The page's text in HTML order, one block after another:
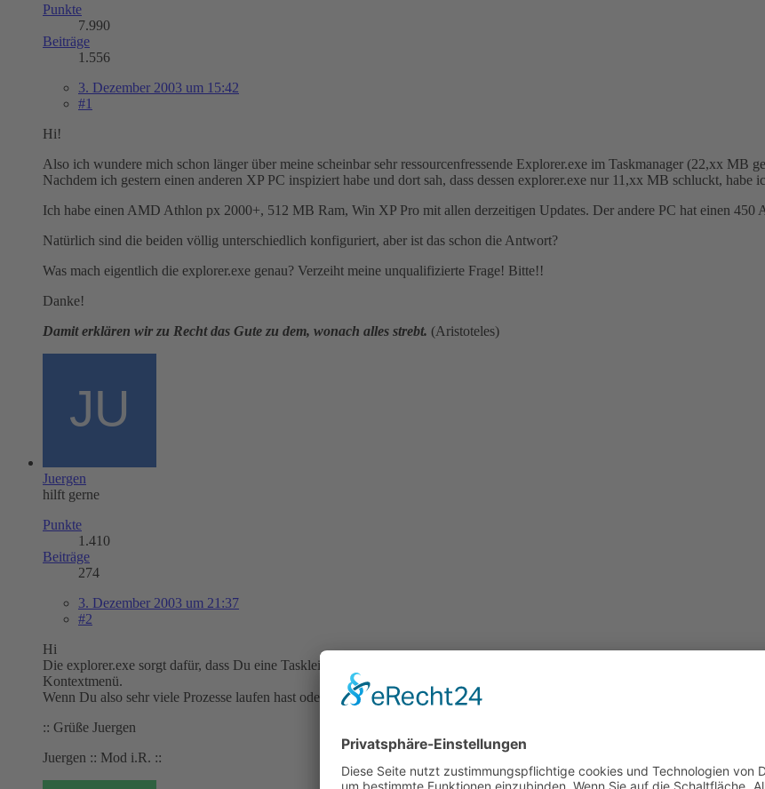
Punkte
7.990
Beiträge
1.556
3. Dezember 2003 um 15:42
#1
Hi!
Also ich wundere mich schon länger über meine scheinbar sehr ressourcenfressende Explorer.exe im Taskmanager (22,xx MB
Nachdem ich gestern einen anderen XP PC inspiziert habe und dort sah, dass dessen explorer.exe nur 11,xx MB schluckt, habe
Ich habe einen AMD Athlon px 2000+, 512 MB Ram, Win XP Pro mit allen derzeitigen Updates. Der andere PC hat einen
Natürlich sind die beiden völlig unterschiedlich konfiguriert, aber ist das schon die Antwort?
Was mach eigentlich die explorer.exe genau? Verzeiht meine unqualifizierte Frage! Bitte!!
Danke!
Damit erklären wir zu Recht das Gute zu dem, wonach alles strebt. (Aristoteles)
Juergen
hilft gerne
Punkte
1.410
Beiträge
274
3. Dezember 2003 um 21:37
#2
Hi
Die explorer.exe sorgt dafür, dass Du eine Taskleiste hast und Deinen Desktop konfigurieren kannst, bzw. Icons auf dem
Kontextmenü.
Wenn Du also sehr viele Prozesse laufen hast oder im Kontextmenü viele Progs zur Auswahl hast, dann wird das Ding schon
:: Grüße Juergen
Juergen :: Mod i.R. ::